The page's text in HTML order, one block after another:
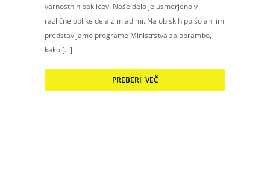
varnostnih poklicev. Naše delo je usmerjeno v
različne oblike dela z mladimi. Na obiskih po šolah jim
predstavljamo programe Ministrstva za obrambo,
kako […]
PREBERI VEČ